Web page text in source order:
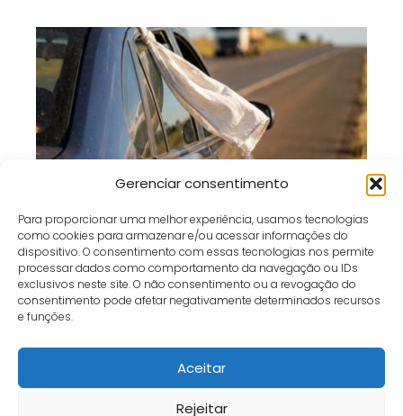
Gerenciar consentimento
Para proporcionar uma melhor experiência, usamos tecnologias
como cookies para armazenar e/ou acessar informações do
dispositivo. O consentimento com essas tecnologias nos permite
processar dados como comportamento da navegação ou IDs
exclusivos neste site. O não consentimento ou a revogação do
consentimento pode afetar negativamente determinados recursos
e funções.
Aceitar
Rejeitar
Pano Branco no Carro Parado: O Que
Café e Gol receita
Manjadinha Doce: Sobremesa Rápida, Cremosa e Perfeita
para Dias Quentes!
Política de Privacidade
Sobre
Fale Conosco